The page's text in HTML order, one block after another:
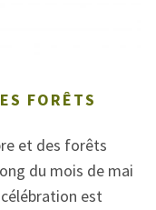
FORÊTS
et des forêts
du mois de mai
est